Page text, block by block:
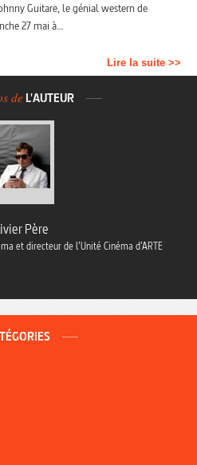
Guitare, le génial western de
27 mai à…
Lire la suite >>
de L'AUTEUR
Père
et directeur de l’Unité Cinéma d’ARTE